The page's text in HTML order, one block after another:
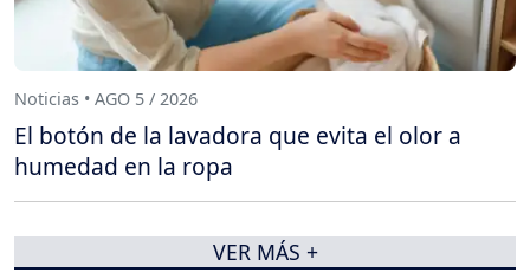
Noticias • AGO 5 / 2026
El botón de la lavadora que evita el olor a
humedad en la ropa
VER MÁS +